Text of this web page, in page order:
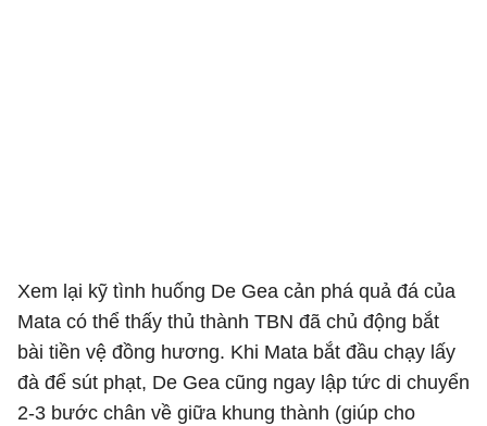
Xem lại kỹ tình huống De Gea cản phá quả đá của
Mata có thể thấy thủ thành TBN đã chủ động bắt
bài tiền vệ đồng hương. Khi Mata bắt đầu chạy lấy
đà để sút phạt, De Gea cũng ngay lập tức di chuyển
2-3 bước chân về giữa khung thành (giúp cho